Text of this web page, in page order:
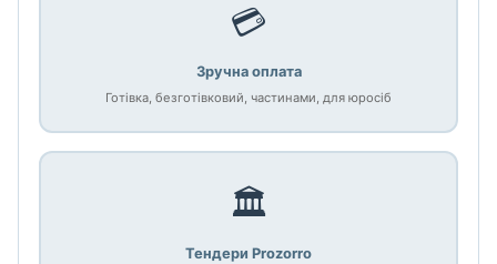
💳
Зручна оплата
Готівка, безготівковий, частинами, для юросіб
🏛️
Тендери Prozorro